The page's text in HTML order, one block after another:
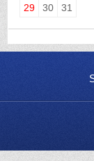
29
30 31